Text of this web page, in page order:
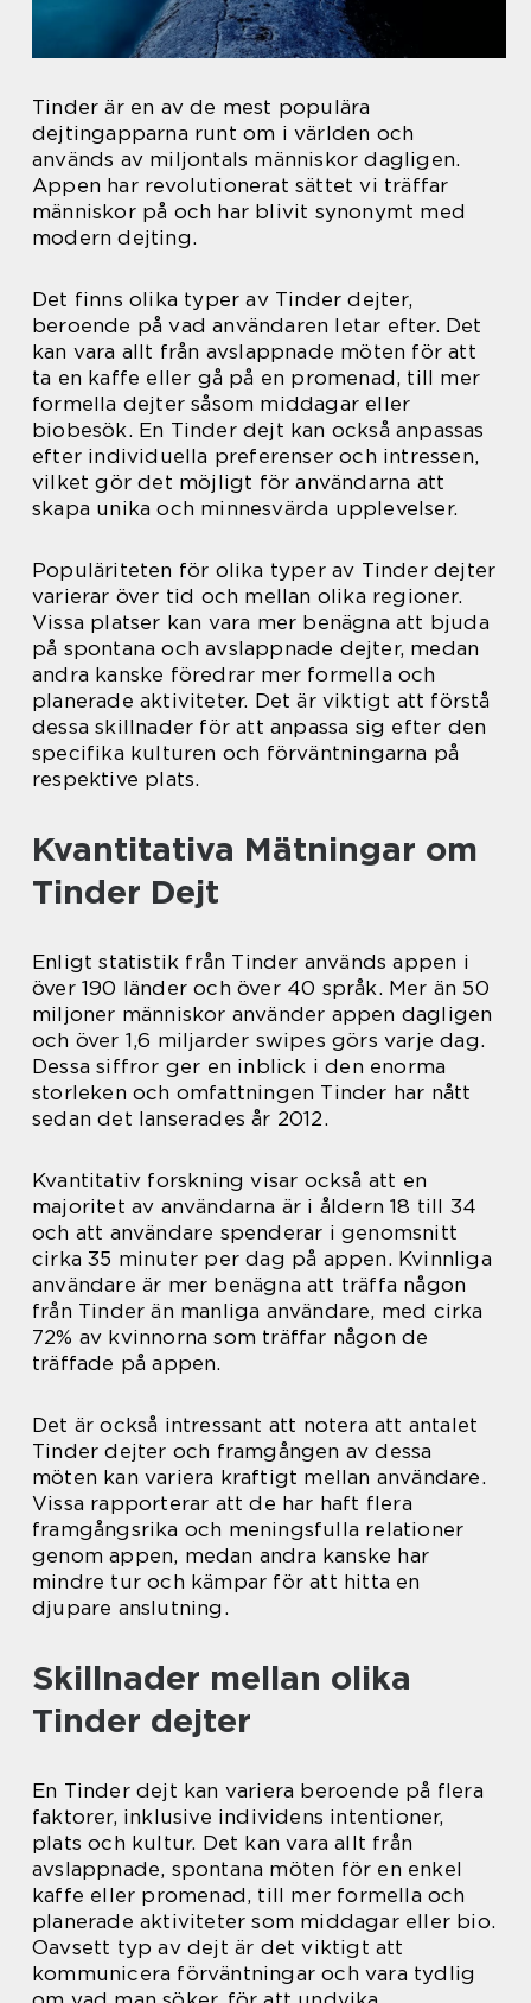
Tinder är en av de mest populära
dejtingapparna runt om i världen och
används av miljontals människor dagligen.
Appen har revolutionerat sättet vi träffar
människor på och har blivit synonymt med
modern dejting.
Det finns olika typer av Tinder dejter,
beroende på vad användaren letar efter. Det
kan vara allt från avslappnade möten för att
ta en kaffe eller gå på en promenad, till mer
formella dejter såsom middagar eller
biobesök. En Tinder dejt kan också anpassas
efter individuella preferenser och intressen,
vilket gör det möjligt för användarna att
skapa unika och minnesvärda upplevelser.
Populäriteten för olika typer av Tinder dejter
varierar över tid och mellan olika regioner.
Vissa platser kan vara mer benägna att bjuda
på spontana och avslappnade dejter, medan
andra kanske föredrar mer formella och
planerade aktiviteter. Det är viktigt att förstå
dessa skillnader för att anpassa sig efter den
specifika kulturen och förväntningarna på
respektive plats.
Kvantitativa Mätningar om
Tinder Dejt
Enligt statistik från Tinder används appen i
över 190 länder och över 40 språk. Mer än 50
miljoner människor använder appen dagligen
och över 1,6 miljarder swipes görs varje dag.
Dessa siffror ger en inblick i den enorma
storleken och omfattningen Tinder har nått
sedan det lanserades år 2012.
Kvantitativ forskning visar också att en
majoritet av användarna är i åldern 18 till 34
och att användare spenderar i genomsnitt
cirka 35 minuter per dag på appen. Kvinnliga
användare är mer benägna att träffa någon
från Tinder än manliga användare, med cirka
72% av kvinnorna som träffar någon de
träffade på appen.
Det är också intressant att notera att antalet
Tinder dejter och framgången av dessa
möten kan variera kraftigt mellan användare.
Vissa rapporterar att de har haft flera
framgångsrika och meningsfulla relationer
genom appen, medan andra kanske har
mindre tur och kämpar för att hitta en
djupare anslutning.
Skillnader mellan olika
Tinder dejter
En Tinder dejt kan variera beroende på flera
faktorer, inklusive individens intentioner,
plats och kultur. Det kan vara allt från
avslappnade, spontana möten för en enkel
kaffe eller promenad, till mer formella och
planerade aktiviteter som middagar eller bio.
Oavsett typ av dejt är det viktigt att
kommunicera förväntningar och vara tydlig